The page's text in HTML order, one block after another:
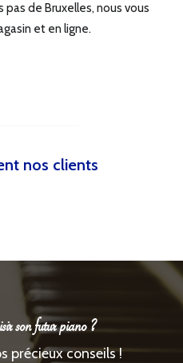
pas de Bruxelles, nous vous
et en ligne.
nos clients
son futur piano ?
précieux conseils !